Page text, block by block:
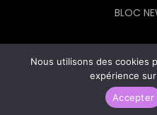
BLOC
Europe Info Hebdo © 2023
Nous utilisons des cookies
expérience
Accepter